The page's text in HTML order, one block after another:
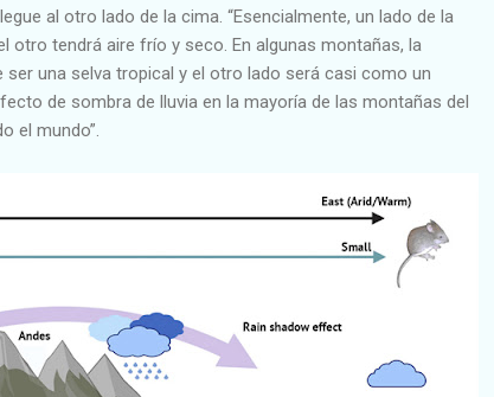
al otro lado de la cima. “Esencialmente, un lado de la
otro tendrá aire frío y seco. En algunas montañas, la
ser una selva tropical y el otro lado será casi como un
de sombra de lluvia en la mayoría de las montañas del
el mundo”.